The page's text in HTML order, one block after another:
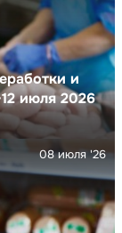
и
июля 2026
08 июля '26